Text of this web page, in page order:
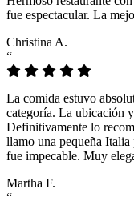
fue espectacular. La
Christina A.
“
La comida estuvo
categoría. La ubicación
Definitivamente lo
llamo una pequeña
fue impecable. Muy
Martha F.
“